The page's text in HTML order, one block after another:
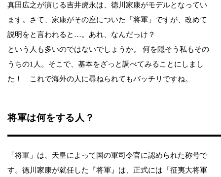
真田広之が演じる吉井虎永は、徳川家康がモデルとなってい
ます。さて、家康がその座についた「将軍」ですが、改めて
説明をと言われると…。あれ、なんだっけ？
という人も多いのではないでしょうか。 何を隠そう私もその
うちの1人。そこで、基本をざっと調べてみることにしまし
た！ これで海外の人に尋ねられてもバッチリですね。
将軍は何をする人？
「将軍」は、天皇によって国の軍司令官に認められた称号で
す。徳川家康が就任した『将軍』は、正式には「征夷大将軍